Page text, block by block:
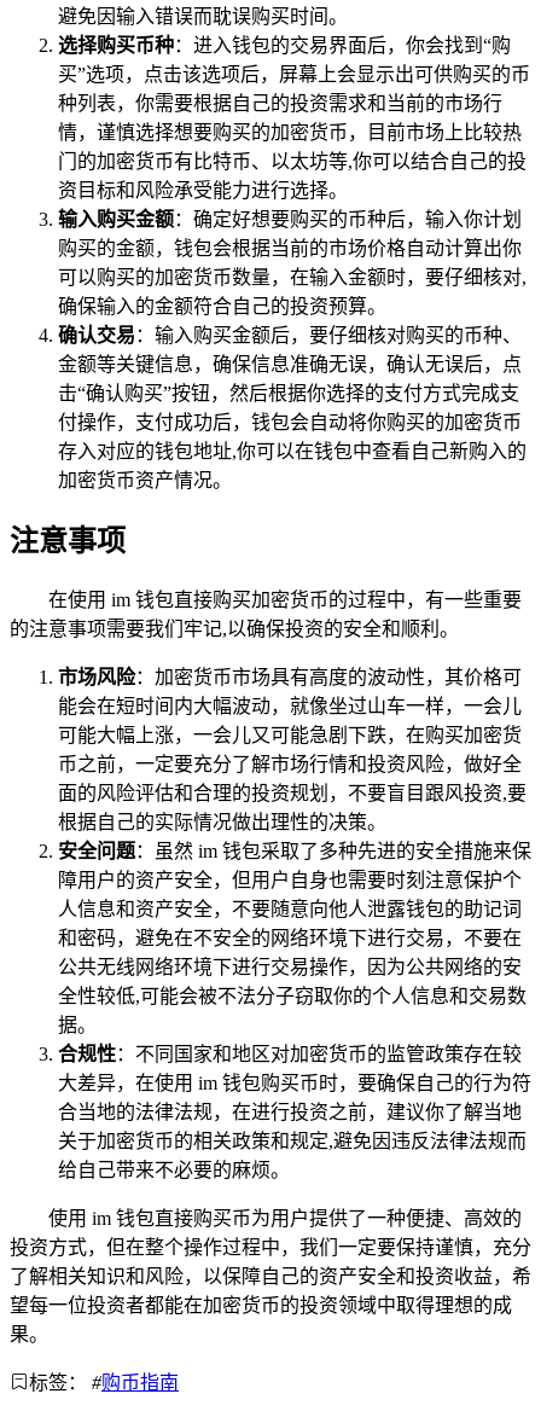
避免因输入错误而耽误购买时间。
选择购买币种：进入钱包的交易界面后，你会找到“购
买”选项，点击该选项后，屏幕上会显示出可供购买的币
种列表，你需要根据自己的投资需求和当前的市场行
情，谨慎选择想要购买的加密货币，目前市场上比较热
门的加密货币有比特币、以太坊等,你可以结合自己的投
资目标和风险承受能力进行选择。
输入购买金额：确定好想要购买的币种后，输入你计划
购买的金额，钱包会根据当前的市场价格自动计算出你
可以购买的加密货币数量，在输入金额时，要仔细核对,
确保输入的金额符合自己的投资预算。
确认交易 ：输入购买金额后，要仔细核对购买的币种、
金额等关键信息，确保信息准确无误，确认无误后，点
击“确认购买”按钮，然后根据你选择的支付方式完成支
付操作，支付成功后，钱包会自动将你购买的加密货币
存入对应的钱包地址,你可以在钱包中查看自己新购入的
加密货币资产情况。
注意事项
在使用 im 钱包直接购买加密货币的过程中，有一些重要
的注意事项需要我们牢记,以确保投资的安全和顺利。
市场风险：加密货币市场具有高度的波动性，其价格可
能会在短时间内大幅波动，就像坐过山车一样，一会儿
可能大幅上涨，一会儿又可能急剧下跌，在购买加密货
币之前，一定要充分了解市场行情和投资风险，做好全
面的风险评估和合理的投资规划，不要盲目跟风投资,要
根据自己的实际情况做出理性的决策。
安全问题：虽然 im 钱包采取了多种先进的安全措施来保
障用户的资产安全，但用户自身也需要时刻注意保护个
人信息和资产安全，不要随意向他人泄露钱包的助记词
和密码，避免在不安全的网络环境下进行交易，不要在
公共无线网络环境下进行交易操作，因为公共网络的安
全性较低,可能会被不法分子窃取你的个人信息和交易数
据。
合规性：不同国家和地区对加密货币的监管政策存在较
大差异，在使用 im 钱包购买币时，要确保自己的行为符
合当地的法律法规，在进行投资之前，建议你了解当地
关于加密货币的相关政策和规定,避免因违反法律法规而
给自己带来不必要的麻烦。
使用 im 钱包直接购买币为用户提供了一种便捷、高效的
投资方式，但在整个操作过程中，我们一定要保持谨慎，充分
了解相关知识和风险，以保障自己的资产安全和投资收益，希
望每一位投资者都能在加密货币的投资领域中取得理想的成
果。
标签： #购币指南